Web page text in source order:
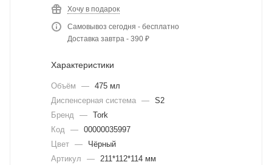
Хочу в подарок
Самовывоз сегодня - бесплатно
Доставка завтра - 390 ₽
Характеристики
Объём — 475 мл
Диспенсерная система — S2
Бренд — Tork
Код — 00000035997
Цвет —
Чёрный
Артикул
— 211*112*114 мм